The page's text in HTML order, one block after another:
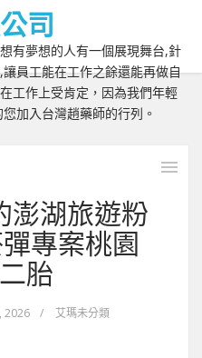
司
有夢想的人有一個展現舞台,針
員工能在工作之餘還能再做自
工作上受肯定，因為我們年輕
加入台灣趙藥師的行列。
澎湖旅遊粉
專案桃園
胎
2026 / 艾瑪未分類